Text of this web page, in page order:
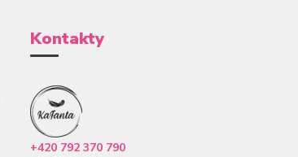
Kontakty
+420 792 370 790